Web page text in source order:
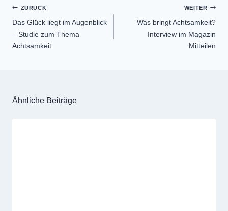
Beitragsnavigation
ZURÜCK
Das Glück liegt im Augenblick
– Studie zum Thema
Achtsamkeit
WEITER
Was bringt Achtsamkeit?
Interview im Magazin
Mitteilen
Ähnliche Beiträge